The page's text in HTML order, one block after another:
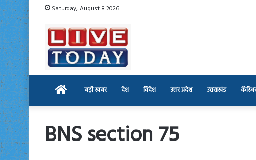
Saturday, August 8 2026
Home बड़ी खबर देश विदेश उत्तर प्रदेश उत्तराखंड
BNS section 75